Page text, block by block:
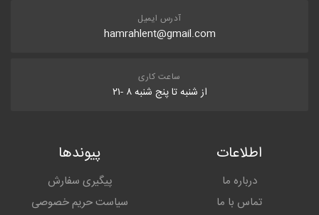
آدرس ایمیل
hamrahlent@gmail.com
ساعت کاری
از شنبه تا پنج شنبه ۸ -۲۱
اطلاعات
درباره ما
تماس با ما
پیوندها
پیگیری سفارش
سیاست حریم خصوصی